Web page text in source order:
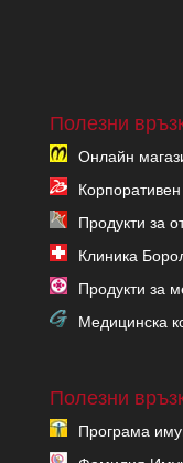
Полезни
Онлайн
Продукти за
Клиника
Продукти за
Медицинска
Полезни
Програма